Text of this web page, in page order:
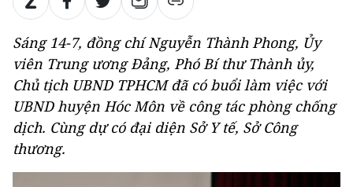
Sáng 14-7, đồng chí Nguyễn Thành Phong, Ủy
viên Trung ương Đảng, Phó Bí thư Thành ủy,
Chủ tịch UBND TPHCM đã có buổi làm việc với
UBND huyện Hóc Môn về công tác phòng chống
dịch. Cùng dự có đại diện Sở Y tế, Sở Công
thương.